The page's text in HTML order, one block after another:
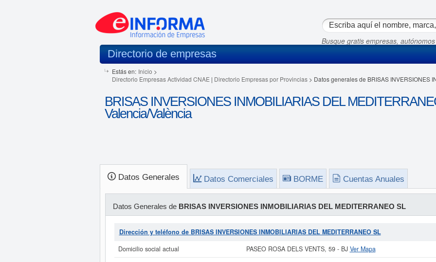
Busque gratis empresas,
Directorio de empresas
Estás en: Inicio >
Directorio Empresas Actividad CNAE | Directorio Empresas por Provincias> Datos generales de BRISAS INVERSIONES
BRISAS INVERSIONES INMOBILIARIAS DEL
Valencia/València
Datos Generales Datos Comerciales BORME Cuentas Anuales
Datos Generales de BRISAS INVERSIONES INMOBILIARIAS DEL MEDITERRANEO SL
Dirección y teléfono de BRISAS INVERSIONES INMOBILIARIAS DEL MEDITERRANEO SL
Domicilio social actual
PASEO ROSA DELS VENTS, 59 - BJ Ver Mapa